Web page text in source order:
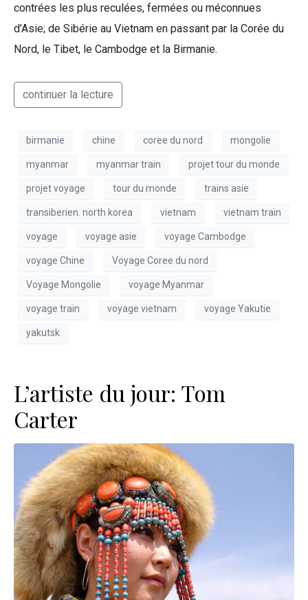
contrées les plus reculées, fermées ou méconnues
d’Asie; de Sibérie au Vietnam en passant par la Corée du
Nord, le Tibet, le Cambodge et la Birmanie.
continuer la lecture
birmanie chine coree du nord mongolie
myanmar myanmar train projet tour du monde
projet voyage tour du monde trains asie
transiberien. north korea vietnam vietnam train
voyage voyage asie voyage Cambodge
voyage Chine Voyage Coree du nord
Voyage Mongolie voyage Myanmar
voyage train voyage vietnam voyage Yakutie
yakutsk
L’artiste du jour: Tom
Carter